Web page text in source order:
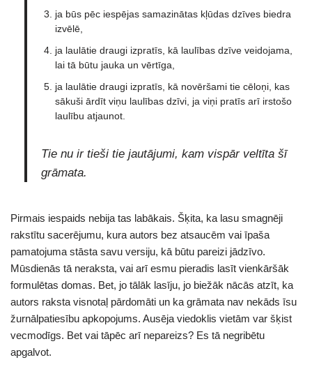
ja būs pēc iespējas samazinātas kļūdas dzīves biedra
izvēlē,
ja laulātie draugi izpratīs, kā laulības dzīve veidojama,
lai tā būtu jauka un vērtīga,
ja laulātie draugi izpratīs, kā novēršami tie cēloņi, kas
sākuši ārdīt viņu laulības dzīvi, ja viņi pratīs arī irstošo
laulību atjaunot.
Tie nu ir tieši tie jautājumi, kam vispār veltīta šī
grāmata.
Pirmais iespaids nebija tas labākais. Šķita, ka lasu smagnēji
rakstītu sacerējumu, kura autors bez atsaucēm vai īpaša
pamatojuma stāsta savu versiju, kā būtu pareizi jādzīvo.
Mūsdienās tā neraksta, vai arī esmu pieradis lasīt vienkāršāk
formulētas domas. Bet, jo tālāk lasīju, jo biežāk nācās atzīt, ka
autors raksta visnotaļ pārdomāti un ka grāmata nav nekāds īsu
žurnālpatiesību apkopojums. Ausēja viedoklis vietām var šķist
vecmodīgs. Bet vai tāpēc arī nepareizs? Es tā negribētu
apgalvot.